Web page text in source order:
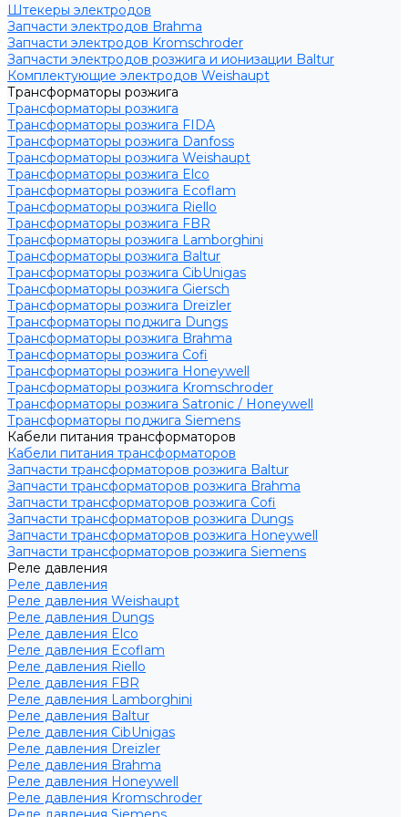
Штекеры электродов
Запчасти электродов Brahma
Запчасти электродов Kromschroder
Запчасти электродов розжига и ионизации Baltur
Комплектующие электродов Weishaupt
Трансформаторы розжига
Трансформаторы розжига
Трансформаторы розжига FIDA
Трансформаторы розжига Danfoss
Трансформаторы розжига Weishaupt
Трансформаторы розжига Elco
Трансформаторы розжига Ecoflam
Трансформаторы розжига Riello
Трансформаторы розжига FBR
Трансформаторы розжига Lamborghini
Трансформаторы розжига Baltur
Трансформаторы розжига CibUnigas
Трансформаторы розжига Giersch
Трансформаторы розжига Dreizler
Трансформаторы поджига Dungs
Трансформаторы розжига Brahma
Трансформаторы розжига Cofi
Трансформаторы розжига Honeywell
Трансформаторы розжига Kromschroder
Трансформаторы розжига Satronic / Honeywell
Трансформаторы поджига Siemens
Кабели питания трансформаторов
Кабели питания трансформаторов
Запчасти трансформаторов розжига Baltur
Запчасти трансформаторов розжига Brahma
Запчасти трансформаторов розжига Cofi
Запчасти трансформаторов розжига Dungs
Запчасти трансформаторов розжига Honeywell
Запчасти трансформаторов розжига Siemens
Реле давления
Реле давления
Реле давления Weishaupt
Реле давления Dungs
Реле давления Elco
Реле давления Ecoflam
Реле давления Riello
Реле давления FBR
Реле давления Lamborghini
Реле давления Baltur
Реле давления CibUnigas
Реле давления Dreizler
Реле давления Brahma
Реле давления Honeywell
Реле давления Kromschroder